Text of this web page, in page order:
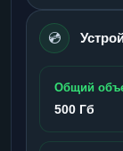
💿
Общий
500 Гб